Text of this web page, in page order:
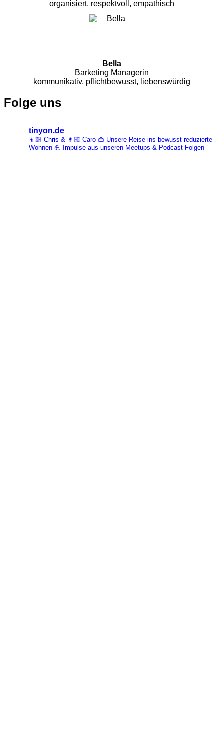
organisiert, respektvoll, empathisch
Bella
Barketing Managerin
kommunikativ, pflichtbewusst, liebenswürdig
Folge uns
tinyon.de
👦🏻 Chris & 👩🏻 Caro 👜 Unsere Reise ins bewusst reduzierte
Wohnen 💪 Impulse aus unseren Meetups & Podcast Folgen